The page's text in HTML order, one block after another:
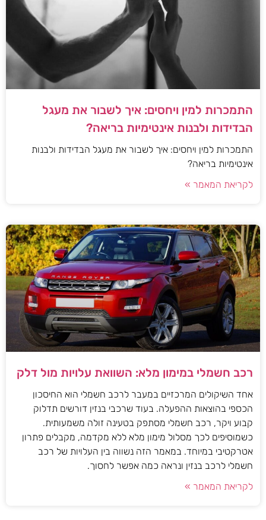
התמכרות למין ויחסים: איך לשבור את מעגל
הבדידות ולבנות אינטימיות בריאה?
התמכרות למין ויחסים: איך לשבור את מעגל הבדידות ולבנות
אינטימיות בריאה?
לקריאת המאמר »
רכב חשמלי במימון מלא: השוואת עלויות מול דלק
אחד השיקולים המרכזיים במעבר לרכב חשמלי הוא החיסכון
הכספי בהוצאות ההפעלה. בעוד שרכבי בנזין דורשים תדלוק
קבוע ויקר, רכב חשמלי מסתפק בטעינה זולה משמעותית.
כשמוסיפים לכך מסלול מימון מלא ללא מקדמה, מקבלים פתרון
אטרקטיבי במיוחד. במאמר הזה נשווה בין העלויות של רכב
חשמלי לרכב בנזין ונראה כמה אפשר לחסוך.
לקריאת המאמר »